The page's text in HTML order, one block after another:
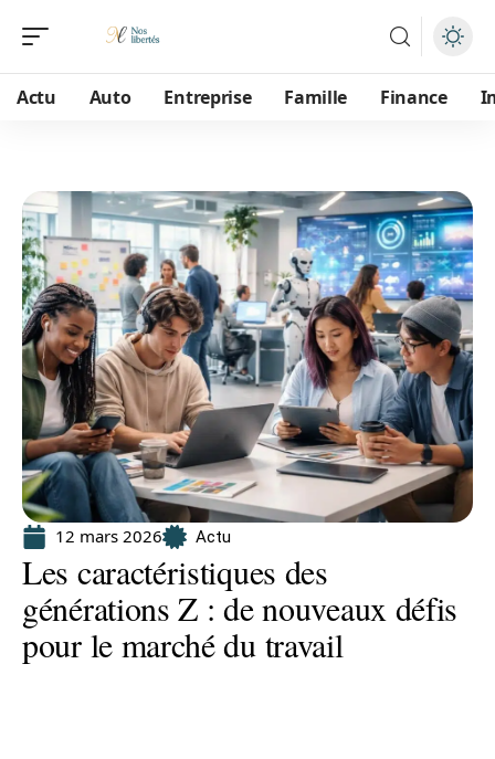
Actu Auto Entreprise Famille Finance
12 mars 2026 Actu
Les caractéristiques des
générations Z : de nouveaux défis
pour le marché du travail